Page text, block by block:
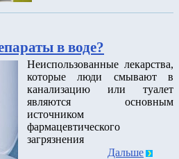
в воде?
Неиспользованные лекарства,
которые люди смывают в
канализацию или туалет
являются основным
источником
фармацевтического
загрязнения
Дальше